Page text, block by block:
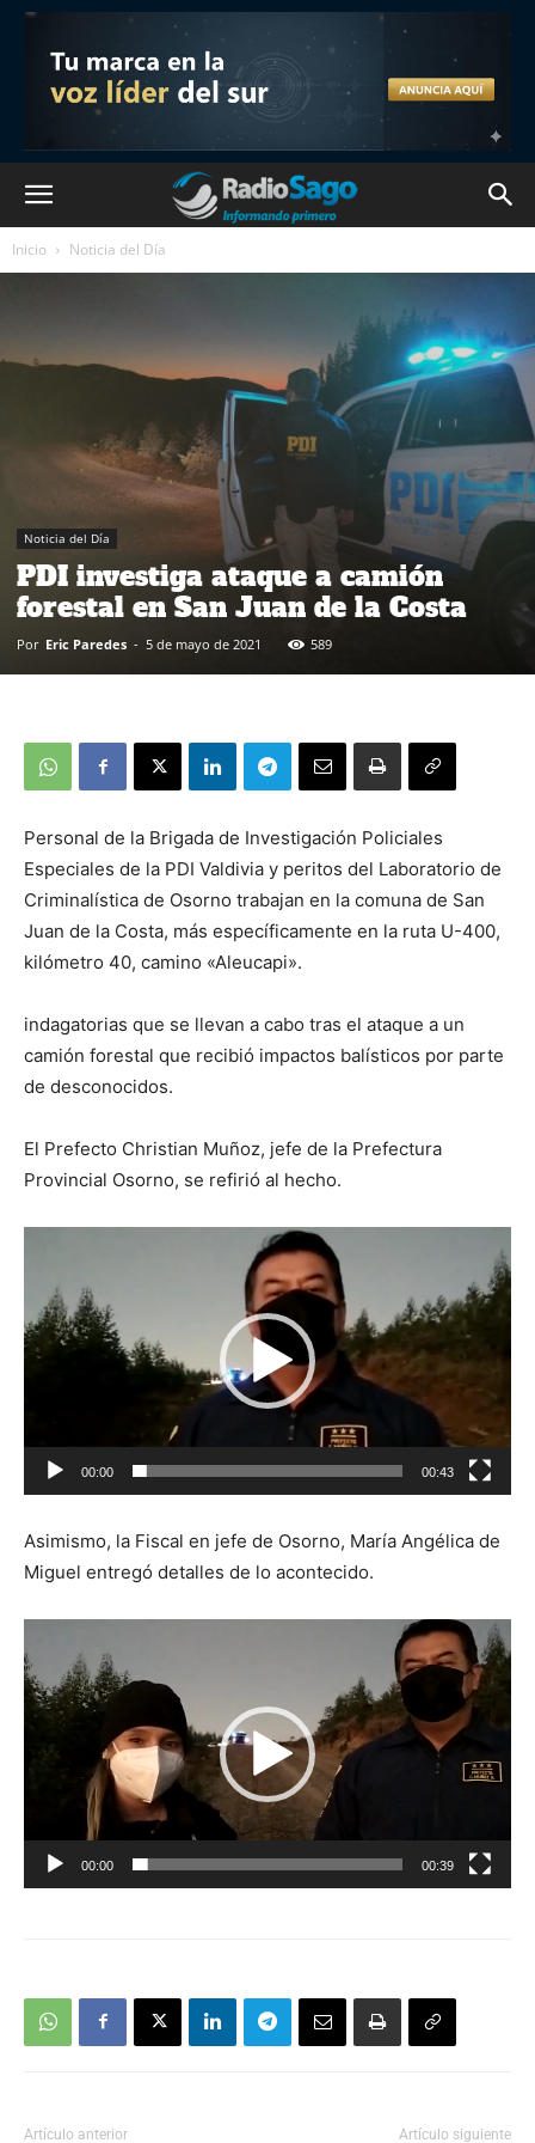
Inicio Noticia del Día
Noticia del Día
PDI investiga ataque a camión
forestal en San Juan de la Costa
Por Eric Paredes - 5 de mayo de 2021 589
Personal de la Brigada de Investigación Policiales
Especiales de la PDI Valdivia y peritos del Laboratorio de
Criminalística de Osorno trabajan en la comuna de San
Juan de la Costa, más específicamente en la ruta U-400,
kilómetro 40, camino «Aleucapi».
indagatorias que se llevan a cabo tras el ataque a un
camión forestal que recibió impactos balísticos por parte
de desconocidos.
El Prefecto Christian Muñoz, jefe de la Prefectura
Provincial Osorno, se refirió al hecho.
vídeo
00:00 00:43
Asimismo, la Fiscal en jefe de Osorno, María Angélica de
Miguel entregó detalles de lo acontecido.
de
vídeo
00:00 00:39
Artículo anterior Artículo siguiente